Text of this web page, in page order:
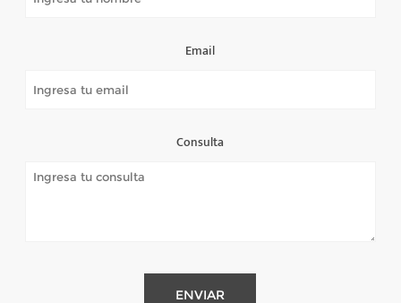
Email
Consulta